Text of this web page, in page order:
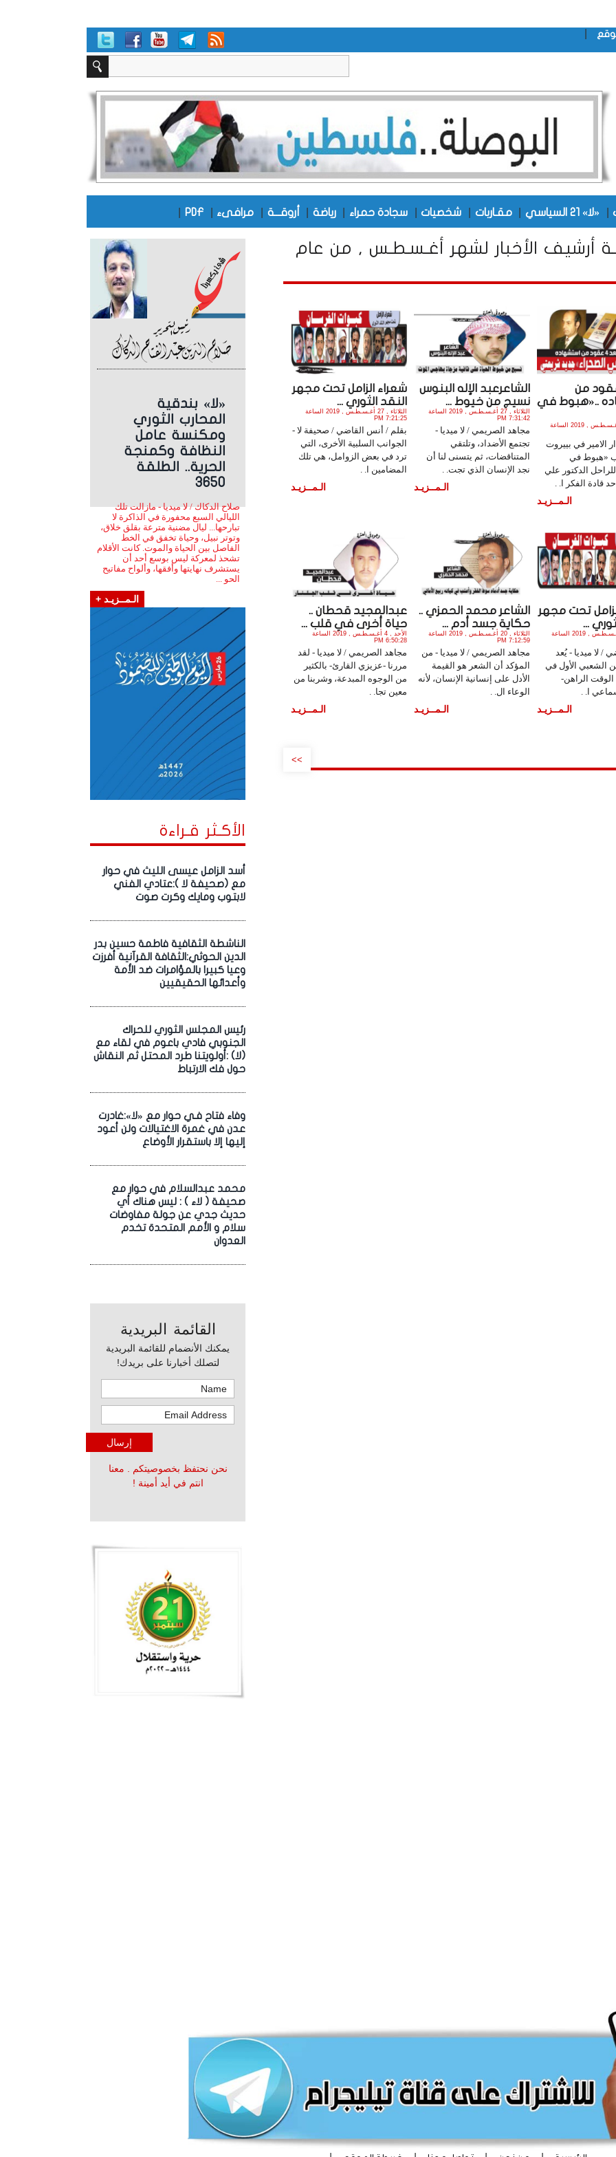
«لا» 21 السياسي مقـاربات شخصيات سجادة حمراء رياضة أروقـــة مرافىء PDF
«لا» بندقية
المحارب الثوري
ومكنسة عامل
النظافة وكمنجة
الحرية.. الطلقة
3650
صلاح الدكاك / لا ميديا - مازالت تلك
الليالي السبع محفورة في الذاكرة لا
تبارحها... ليال مضنية مترعة بقلق خلاق،
وتوتر نبيل، وحياة تخفق في الخط
الفاصل بين الحياة والموت. كانت الأقلام
تشحذ لمعركة ليس بوسع أحد أن
يستشرف نهايتها وأفقها، وألواح مفاتيح
الحو ...
الـمــزيـد +
الأكـثر قـراءة
أسد الزامل عيسى الليث في حوار
مع (صحيفة لا ):عتادي الفني
لابتوب ومايك وكرت صوت
الناشطة الثقافية فاطمة حسين بدر
الدين الحوثي:الثقافة القرآنية أفرزت
وعيا كبيرا بالمؤامرات ضد الأمة
وأعدائها الحقيقيين
رئيس المجلس الثوري للحراك
الجنوبي فادي باعوم في لقاء مع
(لا) :أولويتنا طرد المحتل ثم النقاش
حول فك الارتباط
وفاء فتاح فـي حوار مع «لا»:غادرت
عدن في غمرة الاغتيالات ولن أعود
إليها إلا باستقرار الأوضاع
محمد عبدالسلام في حوار مع
صحيفة ( لاء ) : ليس هناك أي
حديث جدي عن جولة مفاوضات
سلام و الأمم المتحدة تخدم
العدوان
القائمة البريدية
يمكنك الأنضمام للقائمة البريدية
لتصلك أخبارنا على بريدك!
نحن نحتفظ بخصوصيتكم . معنا
انتم في أيد أمينة !
أرشيف الأخبار لشهر أغـسـطـس , من عام
4 عقود من
..«هبوط في
الأربعاء , 28 أغـسـطـس , 2019 الساعة
الامير في بييروت
«هبوط في
الدكتور علي
قادة الفكر ا. .
الـمــزيـد
الشاعرعبد الإله البنوس
نسيج من خيوط ...
الثلاثاء , 27 أغـسـطـس , 2019 الساعة
7:31:42 PM
مجاهد الصريمي / لا ميديا -
تجتمع الأضداد، وتلتقي
المتناقضات، ثم يتسنى لنا أن
نجد الإنسان الذي تجت. .
الـمــزيـد
شعراء الزامل تحت مجهر
النقد الثوري ...
الثلاثاء , 27 أغـسـطـس , 2019 الساعة
7:21:25 PM
بقلم / أنس القاضي / صحيفة لا -
الجوانب السلبية الأخرى، التي
ترد في بعض الزوامل، هي تلك
المضامين ا. .
الـمــزيـد
تحت مجهر
...
الأثنين , 26 أغـسـطـس , 2019 الساعة
/ لا ميديا - يُعد
الشعبي الأول في
الوقت الراهن-
ا. .
الـمــزيـد
الشاعر محمد الحمزي ..
حكاية جسد أدم ...
الثلاثاء , 20 أغـسـطـس , 2019 الساعة
7:12:59 PM
مجاهد الصريمي / لا ميديا - من
المؤكد أن الشعر هو القيمة
الأدل على إنسانية الإنسان، لأنه
الوعاء ال. .
الـمــزيـد
عبدالمجيد قحطان ..
حياة أخرى في قلب ...
الأحد , 4 أغـسـطـس , 2019 الساعة
6:50:28 PM
مجاهد الصريمي / لا ميديا - لقد
مررنا -عزيزي القارئ- بالكثير
من الوجوه المبدعة، وشربنا من
معين تجا. .
الـمــزيـد
>>